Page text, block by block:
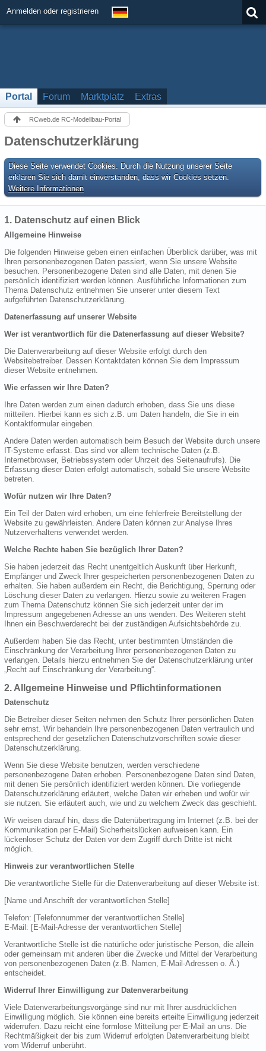
Anmelden oder registrieren
Portal Forum Marktplatz Extras
RCweb.de RC-Modellbau-Portal
Datenschutzerklärung
Diese Seite verwendet Cookies. Durch die Nutzung unserer Seite
erklären Sie sich damit einverstanden, dass wir Cookies setzen.
Weitere Informationen
1. Datenschutz auf einen Blick
Allgemeine Hinweise
Die folgenden Hinweise geben einen einfachen Überblick darüber, was mit
Ihren personenbezogenen Daten passiert, wenn Sie unsere Website
besuchen. Personenbezogene Daten sind alle Daten, mit denen Sie
persönlich identifiziert werden können. Ausführliche Informationen zum
Thema Datenschutz entnehmen Sie unserer unter diesem Text
aufgeführten Datenschutzerklärung.
Datenerfassung auf unserer Website
Wer ist verantwortlich für die Datenerfassung auf dieser Website?
Die Datenverarbeitung auf dieser Website erfolgt durch den
Websitebetreiber. Dessen Kontaktdaten können Sie dem Impressum
dieser Website entnehmen.
Wie erfassen wir Ihre Daten?
Ihre Daten werden zum einen dadurch erhoben, dass Sie uns diese
mitteilen. Hierbei kann es sich z.B. um Daten handeln, die Sie in ein
Kontaktformular eingeben.
Andere Daten werden automatisch beim Besuch der Website durch unsere
IT-Systeme erfasst. Das sind vor allem technische Daten (z.B.
Internetbrowser, Betriebssystem oder Uhrzeit des Seitenaufrufs). Die
Erfassung dieser Daten erfolgt automatisch, sobald Sie unsere Website
betreten.
Wofür nutzen wir Ihre Daten?
Ein Teil der Daten wird erhoben, um eine fehlerfreie Bereitstellung der
Website zu gewährleisten. Andere Daten können zur Analyse Ihres
Nutzerverhaltens verwendet werden.
Welche Rechte haben Sie bezüglich Ihrer Daten?
Sie haben jederzeit das Recht unentgeltlich Auskunft über Herkunft,
Empfänger und Zweck Ihrer gespeicherten personenbezogenen Daten zu
erhalten. Sie haben außerdem ein Recht, die Berichtigung, Sperrung oder
Löschung dieser Daten zu verlangen. Hierzu sowie zu weiteren Fragen
zum Thema Datenschutz können Sie sich jederzeit unter der im
Impressum angegebenen Adresse an uns wenden. Des Weiteren steht
Ihnen ein Beschwerderecht bei der zuständigen Aufsichtsbehörde zu.
Außerdem haben Sie das Recht, unter bestimmten Umständen die
Einschränkung der Verarbeitung Ihrer personenbezogenen Daten zu
verlangen. Details hierzu entnehmen Sie der Datenschutzerklärung unter
„Recht auf Einschränkung der Verarbeitung“.
2. Allgemeine Hinweise und Pflichtinformationen
Datenschutz
Die Betreiber dieser Seiten nehmen den Schutz Ihrer persönlichen Daten
sehr ernst. Wir behandeln Ihre personenbezogenen Daten vertraulich und
entsprechend der gesetzlichen Datenschutzvorschriften sowie dieser
Datenschutzerklärung.
Wenn Sie diese Website benutzen, werden verschiedene
personenbezogene Daten erhoben. Personenbezogene Daten sind Daten,
mit denen Sie persönlich identifiziert werden können. Die vorliegende
Datenschutzerklärung erläutert, welche Daten wir erheben und wofür wir
sie nutzen. Sie erläutert auch, wie und zu welchem Zweck das geschieht.
Wir weisen darauf hin, dass die Datenübertragung im Internet (z.B. bei der
Kommunikation per E-Mail) Sicherheitslücken aufweisen kann. Ein
lückenloser Schutz der Daten vor dem Zugriff durch Dritte ist nicht
möglich.
Hinweis zur verantwortlichen Stelle
Die verantwortliche Stelle für die Datenverarbeitung auf dieser Website ist:
[Name und Anschrift der verantwortlichen Stelle]
Telefon: [Telefonnummer der verantwortlichen Stelle]
E-Mail: [E-Mail-Adresse der verantwortlichen Stelle]
Verantwortliche Stelle ist die natürliche oder juristische Person, die allein
oder gemeinsam mit anderen über die Zwecke und Mittel der Verarbeitung
von personenbezogenen Daten (z.B. Namen, E-Mail-Adressen o. Ä.)
entscheidet.
Widerruf Ihrer Einwilligung zur Datenverarbeitung
Viele Datenverarbeitungsvorgänge sind nur mit Ihrer ausdrücklichen
Einwilligung möglich. Sie können eine bereits erteilte Einwilligung jederzeit
widerrufen. Dazu reicht eine formlose Mitteilung per E-Mail an uns. Die
Rechtmäßigkeit der bis zum Widerruf erfolgten Datenverarbeitung bleibt
vom Widerruf unberührt.